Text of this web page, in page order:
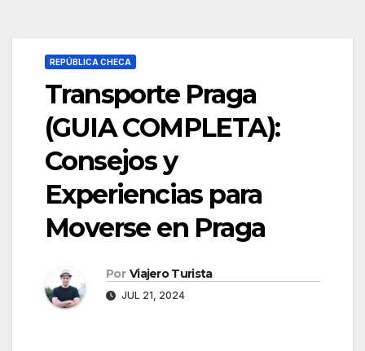
REPÚBLICA CHECA
Transporte Praga
(GUIA COMPLETA):
Consejos y
Experiencias para
Moverse en Praga
Por Viajero Turista
JUL 21, 2024